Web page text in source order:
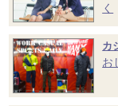
く
カ
お